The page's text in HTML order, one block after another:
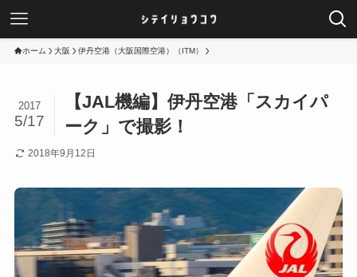
ホーム 大阪 伊丹空港（大阪国際空港）（ITM）
【JAL機編】伊丹空港「スカイパ
ーク」で撮影！
2017
5/17
2018年9月12日